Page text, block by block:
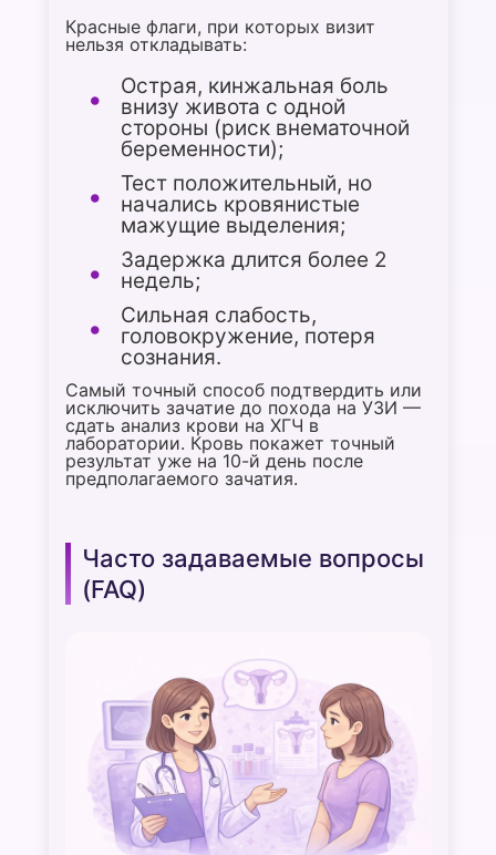
Красные флаги, при которых визит
нельзя откладывать:
Острая, кинжальная боль
внизу живота с одной
стороны (риск внематочной
беременности);
Тест положительный, но
начались кровянистые
мажущие выделения;
Задержка длится более 2
недель;
Сильная слабость,
головокружение, потеря
сознания.
Самый точный способ подтвердить или
исключить зачатие до похода на УЗИ —
сдать анализ крови на ХГЧ в
лаборатории. Кровь покажет точный
результат уже на 10-й день после
предполагаемого зачатия.
Часто задаваемые вопросы
(FAQ)
Получите
персональную
рекомендацию
специалиста
идеальный уход